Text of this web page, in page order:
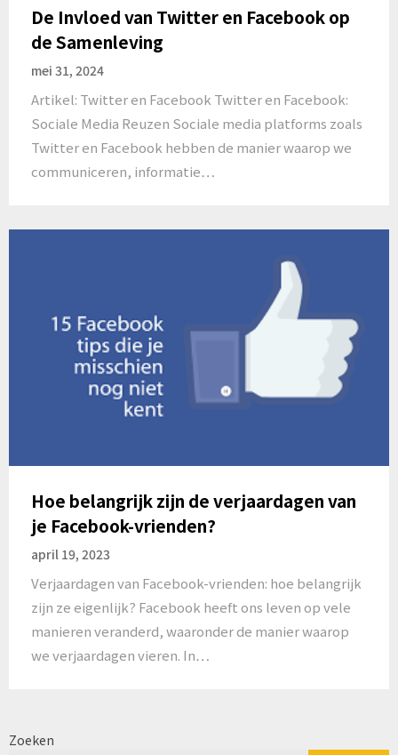
De Invloed van Twitter en Facebook op
de Samenleving
mei 31, 2024
Artikel: Twitter en Facebook Twitter en Facebook:
Sociale Media Reuzen Sociale media platforms zoals
Twitter en Facebook hebben de manier waarop we
communiceren, informatie…
Hoe belangrijk zijn de verjaardagen van
je Facebook-vrienden?
april 19, 2023
Verjaardagen van Facebook-vrienden: hoe belangrijk
zijn ze eigenlijk? Facebook heeft ons leven op vele
manieren veranderd, waaronder de manier waarop
we verjaardagen vieren. In…
Zoeken